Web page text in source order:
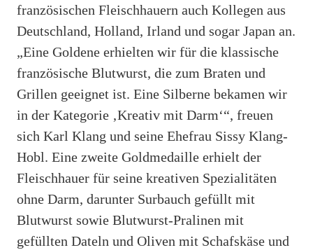
französischen Fleischhauern auch Kollegen aus
Deutschland, Holland, Irland und sogar Japan an.
„Eine Goldene erhielten wir für die klassische
französische Blutwurst, die zum Braten und
Grillen geeignet ist. Eine Silberne bekamen wir
in der Kategorie ‚Kreativ mit Darm‘“, freuen
sich Karl Klang und seine Ehefrau Sissy Klang-
Hobl. Eine zweite Goldmedaille erhielt der
Fleischhauer für seine kreativen Spezialitäten
ohne Darm, darunter Surbauch gefüllt mit
Blutwurst sowie Blutwurst-Pralinen mit
gefüllten Dateln und Oliven mit Schafskäse und